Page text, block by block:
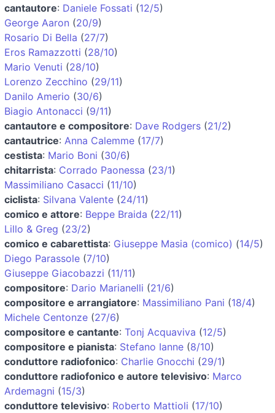
cantautore: Daniele Fossati (12/5)
George Aaron (20/9)
Rosario Di Bella (27/7)
Eros Ramazzotti (28/10)
Mario Venuti (28/10)
Lorenzo Zecchino (29/11)
Danilo Amerio (30/6)
Biagio Antonacci (9/11)
cantautore e compositore: Dave Rodgers (21/2)
cantautrice: Anna Calemme (17/7)
cestista: Mario Boni (30/6)
chitarrista: Corrado Paonessa (23/1)
Massimiliano Casacci (11/10)
ciclista: Silvana Valente (24/11)
comico e attore: Beppe Braida (22/11)
Lillo & Greg (23/2)
comico e cabarettista: Giuseppe Masia (comico) (14/5)
Diego Parassole (7/10)
Giuseppe Giacobazzi (11/11)
compositore: Dario Marianelli (21/6)
compositore e arrangiatore: Massimiliano Pani (18/4)
Michele Centonze (27/6)
compositore e cantante: Tonj Acquaviva (12/5)
compositore e pianista: Stefano Ianne (8/10)
conduttore radiofonico: Charlie Gnocchi (29/1)
conduttore radiofonico e autore televisivo: Marco
Ardemagni (15/3)
conduttore televisivo: Roberto Mattioli (17/10)